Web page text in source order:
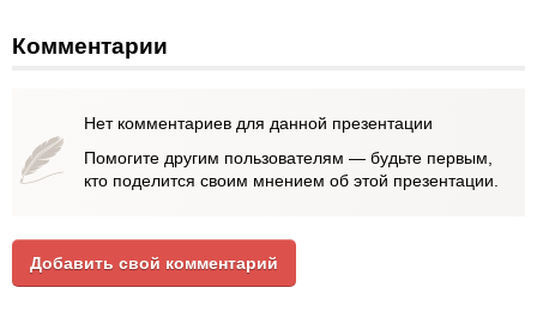
Комментарии
Нет комментариев для данной презентации
Помогите другим пользователям — будьте первым,
кто поделится своим мнением об этой презентации.
Добавить свой комментарий